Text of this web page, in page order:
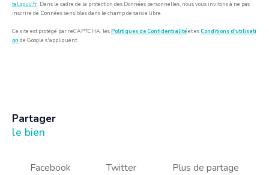
tel.gouv.fr. Dans le cadre de la protection des Données personnelles, nous vous invitons à ne pas
inscrire de Données sensibles dans le champ de saisie libre.
Ce site est protégé par reCAPTCHA, lesPolitiques de Confidentialitéet esConditions d'utilisati
on de Google s'appliquent.
partager
le bien
Facebook Twitter Plus de partage